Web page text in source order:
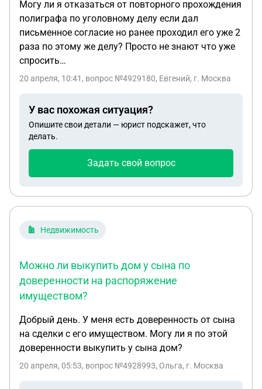
Могу ли я отказаться от повторного прохождения
полиграфа по уголовному делу если дал
письменное согласие но ранее проходил его уже 2
раза по этому же делу? Просто не знают что уже
спросить…
20 апреля, 10:41 , вопрос №4929180, Евгений, г. Москва
У вас похожая ситуация?
Опишите свои детали — юрист подскажет, что
делать.
Задать свой вопрос
Недвижимость
Можно ли выкупить дом у сына по
доверенности на распоряжение
имуществом?
Добрый день. У меня есть доверенность от сына
на сделки с его имуществом. Могу ли я по этой
доверенности выкупить у сына дом?
20 апреля, 05:53, вопрос №4928993, Ольга, г. Москва